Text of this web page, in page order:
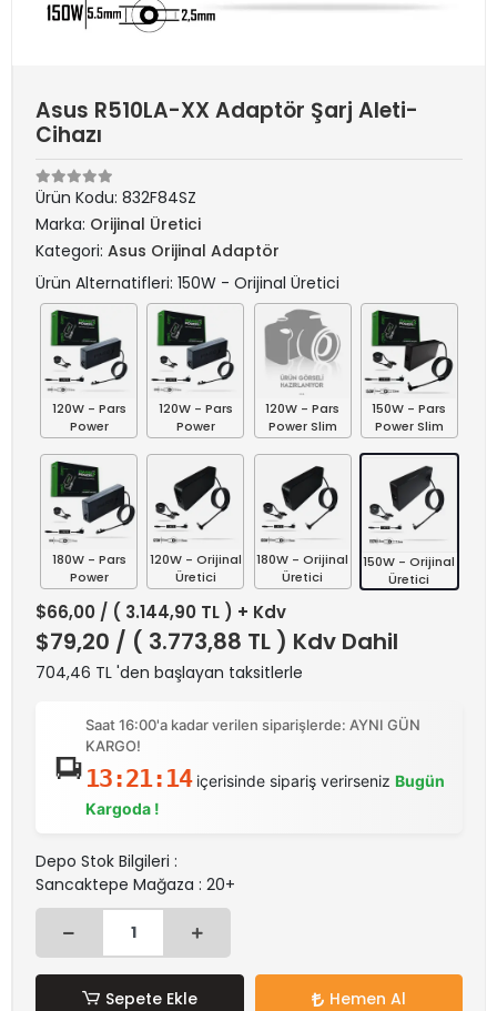
Asus R510LA-XX Adaptör Şarj Aleti-
Cihazı
Ürün Kodu: 832F84SZ
Marka: Orijinal Üretici
Kategori: Asus Orijinal Adaptör
Ürün Alternatifleri: 150W - Orijinal Üretici
120W - Pars
Power
120W - Pars
Power
120W - Pars
Power Slim
150W - Pars
Power Slim
180W - Pars
Power
120W - Orijinal
Üretici
180W - Orijinal
Üretici
150W - Orijinal
Üretici
$66,00 / ( 3.144,90 TL ) + Kdv
$79,20 / ( 3.773,88 TL ) Kdv Dahil
704,46 TL 'den başlayan taksitlerle
Saat 16:00'a kadar verilen siparişlerde: AYNI GÜN
KARGO!
13:21:14içerisinde sipariş verirseniz Bugün
Kargoda !
Depo Stok Bilgileri :
Sancaktepe Mağaza : 20+
Sepete Ekle Hemen Al